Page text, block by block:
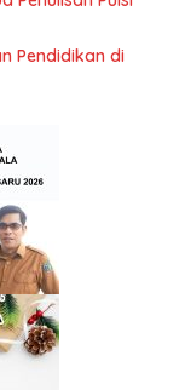
Pendidikan di